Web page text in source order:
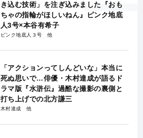
き込む技術」を注ぎ込みました『おも
ちゃの指輪がほしいねん』ピンク地底
人3号×本谷有希子
ピンク地底人３号
「アクションってしんどいな」本当に
死ぬ思いで…俳優・木村達成が語るド
ラマ版『水滸伝』過酷な撮影の裏側と
打ち上げでの北方謙三
木村達成